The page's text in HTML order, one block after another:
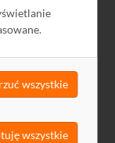
wszystkie
wszystkie
Tak